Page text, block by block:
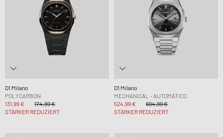
D1 Milano
POLYCARBON
131,99 €
174,99 €
STÄRKER REDUZIERT
D1 Milano
MECHANICAL - AUTOMATICO
524,99 €
694,99 €
STÄRKER REDUZIERT